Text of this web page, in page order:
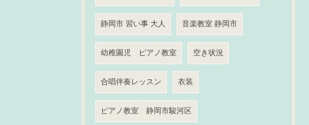
静岡市 習い事 大人 音楽教室 静岡市
幼稚園児 ピアノ教室 空き状況
合唱伴奏レッスン 衣装
ピアノ教室 静岡市駿河区